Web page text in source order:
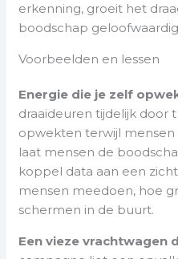
erkenning, groeit het
boodschap
Voorbeelden en lessen
Energie die je zelf
draaideuren tijdelijk door
opwekten terwijl mensen
laat mensen de
koppel data aan een
mensen meedoen, hoe
schermen in de buurt.
Een vieze vrachtwagen